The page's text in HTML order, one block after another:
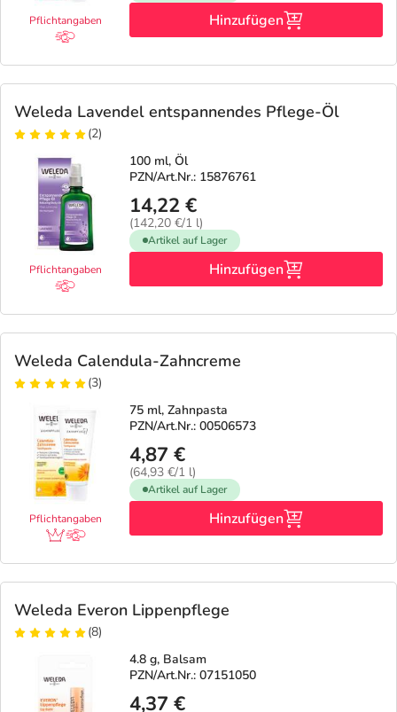
Pflichtangaben Hinzufügen
Weleda Lavendel entspannendes Pflege-Öl
(2)
Pflichtangaben
100 ml, Öl
PZN/Art.Nr.: 15876761
14,22 €
(142,20 €/1 l)
Artikel auf Lager
Hinzufügen
Weleda Calendula-Zahncreme
(3)
Pflichtangaben
75 ml, Zahnpasta
PZN/Art.Nr.: 00506573
4,87 €
(64,93 €/1 l)
Artikel auf Lager
Hinzufügen
Weleda Everon Lippenpflege
(8)
4.8 g, Balsam
PZN/Art.Nr.: 07151050
4,37 €